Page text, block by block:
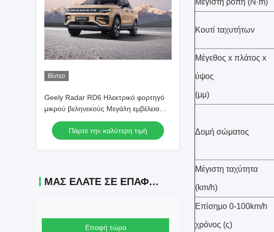
Βίντεο
Geely Radar RD6 Ηλεκτρικό φορτηγό
μικρού βεληνεκούς Μεγάλη εμβέλεια
410 χλμ.
Πάρτε την καλύτερη τιμή
ΜΑΣ ΕΛΆΤΕ ΣΕ ΕΠΑΦΉ ΜΕ
Επαφή τώρα
Μέγιστη ροπή (N·m)
Κουτί ταχυτήτων
Μέγεθος x πλάτος x
ύψος
(μμ)
Δομή σώματος
Μέγιστη ταχύτητα
(km/h)
Επίσημο 0-100km/h
χρόνος (ς)